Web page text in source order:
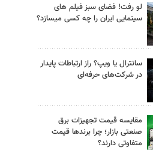
لو رفت! فضای سبز فیلم های
سینمایی ایران را چه کسی میسازد؟
سانترال یا ویپ؟ راز ارتباطات پایدار
در شرکت‌های حرفه‌ای
مقایسه قیمت تجهیزات برق
صنعتی بازار؛ چرا برندها قیمت
متفاوتی دارند؟